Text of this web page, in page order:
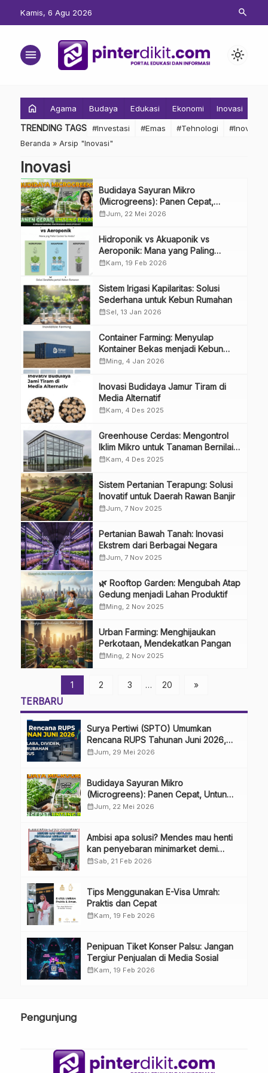
Kamis, 6 Agu 2026 search
menu light_mode
home Agama Budaya Edukasi Ekonomi Inovasi
TRENDING TAGS #Investasi #Emas #Tehnologi #Inovasi
Beranda » Arsip "Inovasi"
Inovasi
Budidaya Sayuran Mikro
(Microgreens): Panen Cepat,
Untung Besar
calendar_monthJum, 22 Mei 2026
Hidroponik vs Akuaponik vs
Aeroponik: Mana yang Paling
Cocok untuk Anda?
calendar_monthKam, 19 Feb 2026
Sistem Irigasi Kapilaritas: Solusi
Sederhana untuk Kebun Rumahan
calendar_monthSel, 13 Jan 2026
Container Farming: Menyulap
Kontainer Bekas menjadi Kebun
Modern
calendar_monthMing, 4 Jan 2026
Inovasi Budidaya Jamur Tiram di
Media Alternatif
calendar_monthKam, 4 Des 2025
Greenhouse Cerdas: Mengontrol
Iklim Mikro untuk Tanaman Bernilai
Tinggi
calendar_monthKam, 4 Des 2025
Sistem Pertanian Terapung: Solusi
Inovatif untuk Daerah Rawan Banjir
calendar_monthJum, 7 Nov 2025
Pertanian Bawah Tanah: Inovasi
Ekstrem dari Berbagai Negara
calendar_monthJum, 7 Nov 2025
🌿 Rooftop Garden: Mengubah Atap
Gedung menjadi Lahan Produktif
calendar_monthMing, 2 Nov 2025
Urban Farming: Menghijaukan
Perkotaan, Mendekatkan Pangan
calendar_monthMing, 2 Nov 2025
1 2 3 … 20 »
TERBARU
Surya Pertiwi (SPTO) Umumkan
Rencana RUPS Tahunan Juni 2026,
Bahas Penggunaan Laba Hingga
calendar_monthJum, 29 Mei 2026
Budidaya Sayuran Mikro
(Microgreens): Panen Cepat, Untung
Besar
calendar_monthJum, 22 Mei 2026
Ambisi apa solusi? Mendes mau henti
kan penyebaran minimarket demi
kopdes.
calendar_monthSab, 21 Feb 2026
Tips Menggunakan E-Visa Umrah:
Praktis dan Cepat
calendar_monthKam, 19 Feb 2026
Penipuan Tiket Konser Palsu: Jangan
Tergiur Penjualan di Media Sosial
calendar_monthKam, 19 Feb 2026
Pengunjung